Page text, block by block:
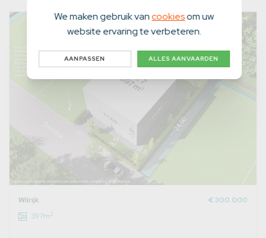
Wilrijk
€ 300.000
397m2
We maken gebruik vancookiesom uw
website ervaring te verbeteren.
AANPASSEN ALLES AANVAARDEN